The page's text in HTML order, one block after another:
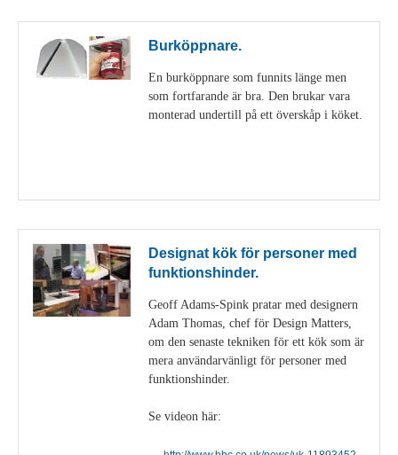
Burköppnare.
En burköppnare som funnits länge men
som fortfarande är bra. Den brukar vara
monterad undertill på ett överskåp i köket.
Designat kök för personer med
funktionshinder.
Geoff Adams-Spink pratar med designern
Adam Thomas, chef för Design Matters,
om den senaste tekniken för ett kök som är
mera användarvänligt för personer med
funktionshinder.
Se videon här: